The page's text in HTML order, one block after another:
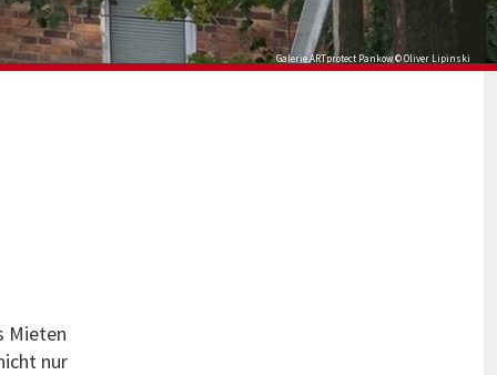
Galerie ARTprotect Pankow © Oliver Lipinski
Mieten
nur